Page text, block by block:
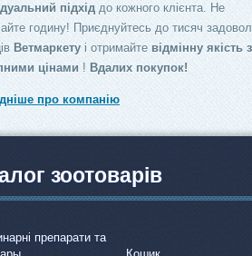
підхід до кожного клієнта. Не
годину! Приєднуйтесь до тисяч
Ветмаркетуі отримайте відмінну якість
цінами ! Вдалих покупок!
про компанію
зоотоварів
препарати та